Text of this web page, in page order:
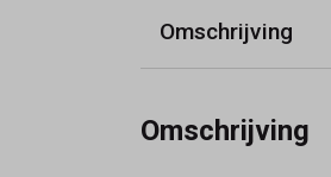
Omschrijving
Omschrijving